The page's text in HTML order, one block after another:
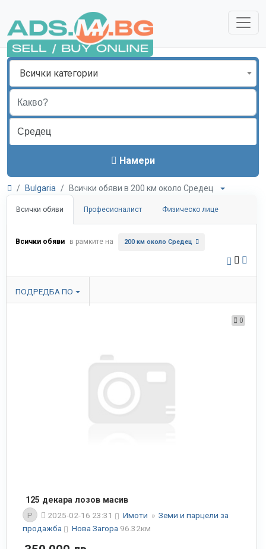
Всички категории
Намери
Bulgaria Всички обяви в 200 км около Средец
Всички обяви Професионалист Физическо лице
Всички обяви в рамките на 200 км около Средец
ПОДРЕДБА ПО
0
125 декара лозов масив
P
2025-02-16 23:31 Имоти » Земи и парцели за
продажба
Нова Загора 96.32км